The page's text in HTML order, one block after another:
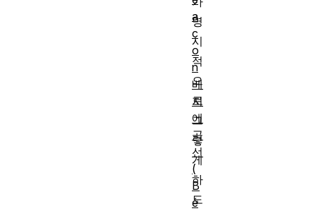
명
시
적
으
로
그
렇
게
하
도
a
c
o
n
베
지
에
곡
선
(
B
é